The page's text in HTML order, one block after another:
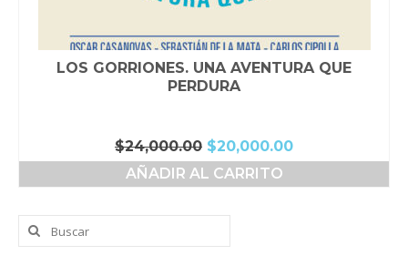
LOS GORRIONES. UNA AVENTURA QUE
PERDURA
$24,000.00 El
precio
original
$24,000.00.
$20,000.00El
precio
AÑADIR AL CARRITO
Buscar
por: